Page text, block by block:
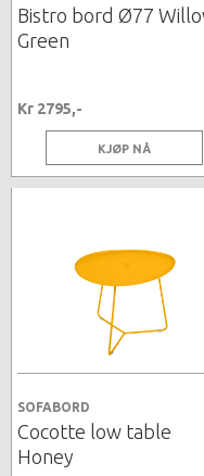
Bistro bord Ø77
Green
Kr 2795,-
KJØP NÅ
SOFABORD
Cocotte low table
Honey